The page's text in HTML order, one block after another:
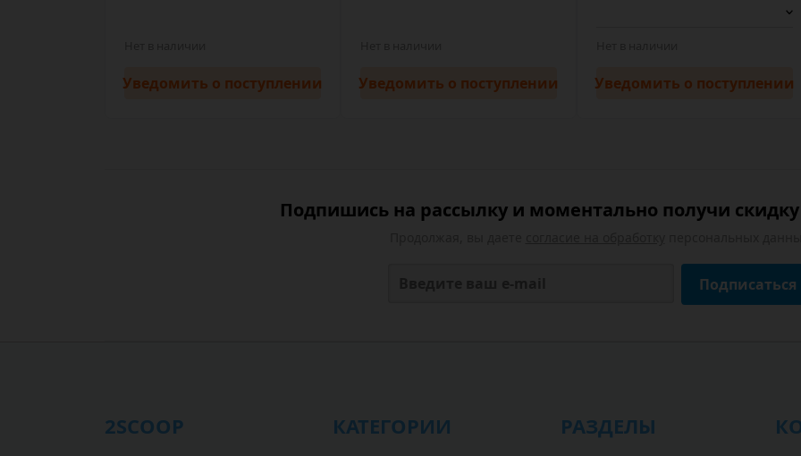
Уведомить о поступлении Уведомить о поступлении Уведомить о поступлении
Подпишись на рассылку и моментально получи скидку
Подписаться
2SCOOP КАТЕГОРИИ РАЗДЕЛЫ